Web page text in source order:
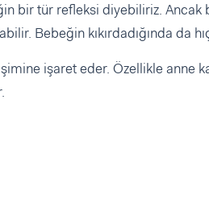
bir tür refleksi diyebiliriz. Ancak
Bebeğin kıkırdadığında da
işaret eder. Özellikle anne